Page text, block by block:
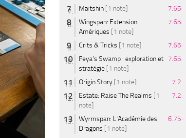
Maitshin [1 note]
7.65
Wingspan: Extension
Amériques [1 note]
7.65
Crits & Tricks [1 note]
7.65
Feya’s Swamp : exploration et
stratégie [1 note]
7.65
Origin Story [1 note]
7.2
Estate: Raise The Realms [1
note]
7.2
Wyrmspan: L'Académie des
Dragons [1 note]
6.75